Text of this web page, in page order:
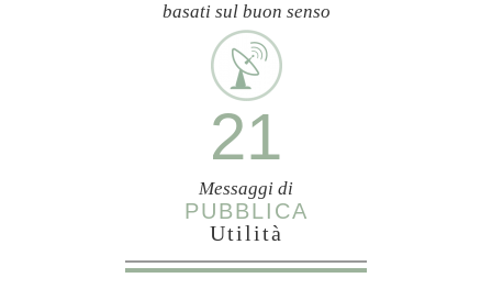
basati sul buon senso
21
Messaggi di
PUBBLICA
Utilità